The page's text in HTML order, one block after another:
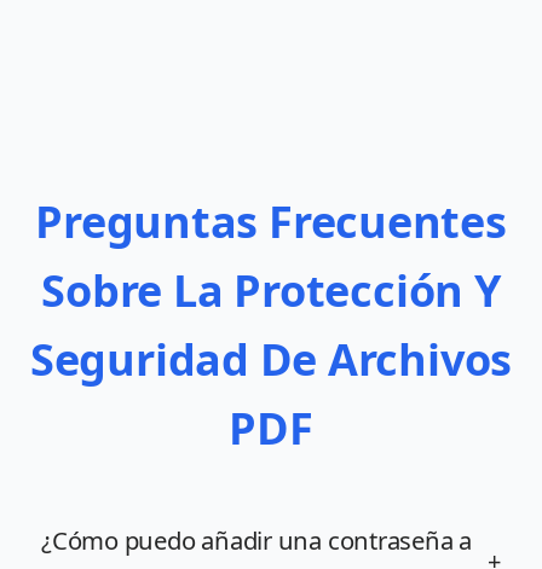
Preguntas Frecuentes
Sobre La Protección Y
Seguridad De Archivos
PDF
¿Cómo puedo añadir una contraseña a
+